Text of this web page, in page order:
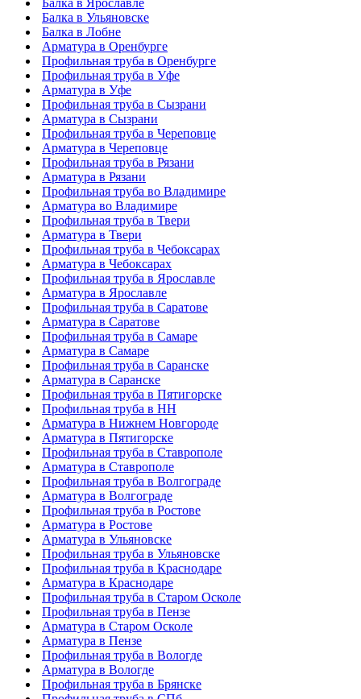
Балка в Ярославле
Балка в Ульяновске
Балка в Лобне
Арматура в Оренбурге
Профильная труба в Оренбурге
Профильная труба в Уфе
Арматура в Уфе
Профильная труба в Сызрани
Арматура в Сызрани
Профильная труба в Череповце
Арматура в Череповце
Профильная труба в Рязани
Арматура в Рязани
Профильная труба во Владимире
Арматура во Владимире
Профильная труба в Твери
Арматура в Твери
Профильная труба в Чебоксарах
Арматура в Чебоксарах
Профильная труба в Ярославле
Арматура в Ярославле
Профильная труба в Саратове
Арматура в Саратове
Профильная труба в Самаре
Арматура в Самаре
Профильная труба в Саранске
Арматура в Саранске
Профильная труба в Пятигорске
Профильная труба в НН
Арматура в Нижнем Новгороде
Арматура в Пятигорске
Профильная труба в Ставрополе
Арматура в Ставрополе
Профильная труба в Волгограде
Арматура в Волгограде
Профильная труба в Ростове
Арматура в Ростове
Арматура в Ульяновске
Профильная труба в Ульяновске
Профильная труба в Краснодаре
Арматура в Краснодаре
Профильная труба в Старом Осколе
Профильная труба в Пензе
Арматура в Старом Осколе
Арматура в Пензе
Профильная труба в Вологде
Арматура в Вологде
Профильная труба в Брянске